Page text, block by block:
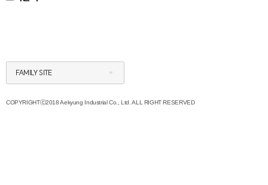
FAMILY SITE
COPYRIGHTⓒ2018 Aekyung Industrial Co., Ltd. ALL RIGHT RESERVED